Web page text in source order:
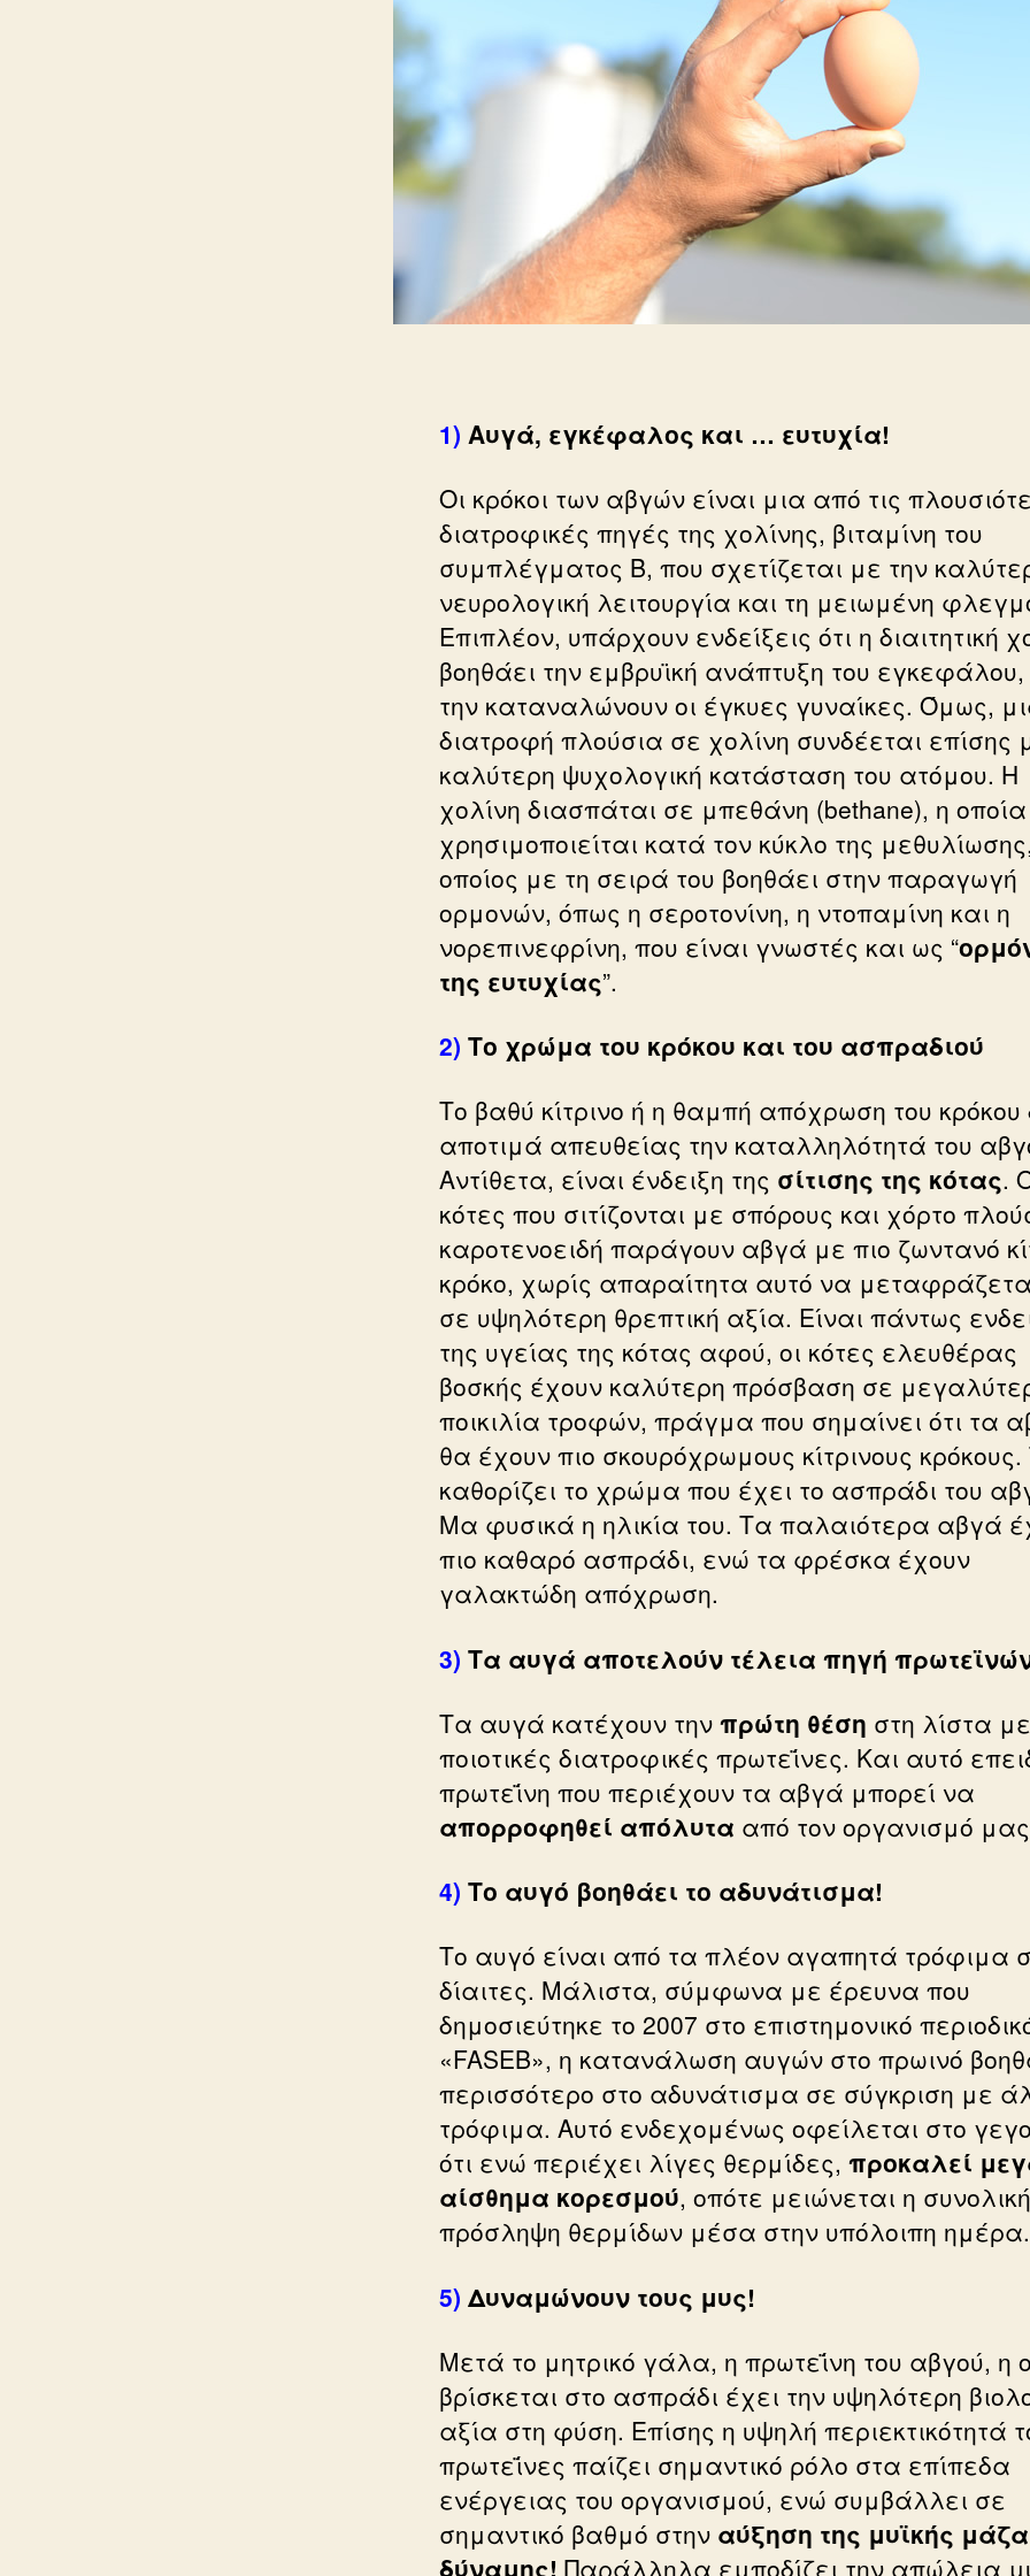
1) Αυγά, εγκέφαλος και … ευτυχία!
Οι κρόκοι των αβγών είναι μια από τις
διατροφικές πηγές της χολίνης, βιταμίνη του
συμπλέγματος Β, που σχετίζεται με την
νευρολογική λειτουργία και τη μειωμένη
Επιπλέον, υπάρχουν ενδείξεις ότι η διαιτητική
βοηθάει την εμβρυϊκή ανάπτυξη του
την καταναλώνουν οι έγκυες γυναίκες. Όμως,
διατροφή πλούσια σε χολίνη συνδέεται επίσης
καλύτερη ψυχολογική κατάσταση του ατόμου. Η
χολίνη διασπάται σε μπεθάνη (bethane), η οποία
χρησιμοποιείται κατά τον κύκλο της
οποίος με τη σειρά του βοηθάει στην παραγωγή
ορμονών, όπως η σεροτονίνη, η ντοπαμίνη και η
νορεπινεφρίνη, που είναι γνωστές και ως “
της ευτυχίας”.
2) Το χρώμα του κρόκου και του ασπραδιού
Το βαθύ κίτρινο ή η θαμπή απόχρωση του κρόκου
αποτιμά απευθείας την καταλληλότητά του
Αντίθετα, είναι ένδειξη της σίτισης της κότας.
κότες που σιτίζονται με σπόρους και χόρτο
καροτενοειδή παράγουν αβγά με πιο ζωντανό
κρόκο, χωρίς απαραίτητα αυτό να
σε υψηλότερη θρεπτική αξία. Είναι πάντως
της υγείας της κότας αφού, οι κότες ελευθέρας
βοσκής έχουν καλύτερη πρόσβαση σε
ποικιλία τροφών, πράγμα που σημαίνει ότι τα
θα έχουν πιο σκουρόχρωμους κίτρινους κρόκους.
καθορίζει το χρώμα που έχει το ασπράδι του
Μα φυσικά η ηλικία του. Τα παλαιότερα αβγά
πιο καθαρό ασπράδι, ενώ τα φρέσκα έχουν
γαλακτώδη απόχρωση.
3) Τα αυγά αποτελούν τέλεια πηγή
Τα αυγά κατέχουν την πρώτη θέση στη λίστα
ποιοτικές διατροφικές πρωτεΐνες. Και αυτό
πρωτεΐνη που περιέχουν τα αβγά μπορεί να
απορροφηθεί απόλυτα από τον οργανισμό
4) Το αυγό βοηθάει το αδυνάτισμα!
Το αυγό είναι από τα πλέον αγαπητά τρόφιμα
δίαιτες. Μάλιστα, σύμφωνα με έρευνα που
δημοσιεύτηκε το 2007 στο επιστημονικό
«FASEB», η κατανάλωση αυγών στο πρωινό
περισσότερο στο αδυνάτισμα σε σύγκριση με
τρόφιμα. Αυτό ενδεχομένως οφείλεται στο
ότι ενώ περιέχει λίγες θερμίδες, προκαλεί
αίσθημα κορεσμού, οπότε μειώνεται η συνολική
πρόσληψη θερμίδων μέσα στην υπόλοιπη ημέρα.
5) Δυναμώνουν τους μυς!
Μετά το μητρικό γάλα, η πρωτεΐνη του αβγού, η
βρίσκεται στο ασπράδι έχει την υψηλότερη
αξία στη φύση. Επίσης η υψηλή περιεκτικότητά
πρωτεΐνες παίζει σημαντικό ρόλο στα επίπεδα
ενέργειας του οργανισμού, ενώ συμβάλλει σε
σημαντικό βαθμό στην αύξηση της μυϊκής
δύναμης! Παράλληλα εμποδίζει την απώλεια